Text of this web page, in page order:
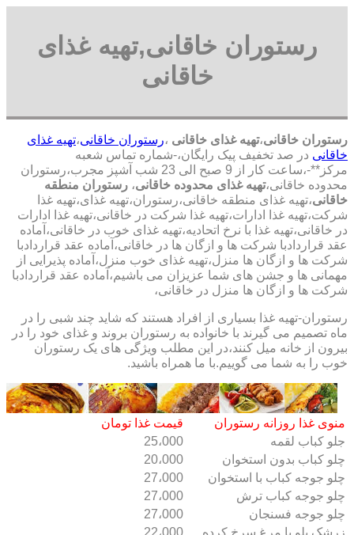
رستوران خاقانی,تهیه غذای
خاقانی
رستوران خاقانی،تهیه غذای خاقانی ،رستوران خاقانی،تهیه غذای
خاقانی در صد تخفیف پیک رایگان،-شماره تماس شعبه
مرکز**-،ساعت کار از 9 صبح الی 23 شب آشپز مجرب،رستوران
محدوده خاقانی،تهیه غذای محدوده خاقانی، رستوران منطقه
خاقانی،تهیه غذای منطقه خاقانی،رستوران،تهیه غذای،تهیه غذا
شرکت،تهیه غذا ادارات،تهیه غذا شرکت در خاقانی،تهیه غذا ادارات
در خاقانی،تهیه غذا با نرخ اتحادیه،تهیه غذای خوب در خاقانی،آماده
عقد قراردادبا شرکت ها و ازگان ها در خاقانی،آماده عقد قراردادبا
شرکت ها و ازگان ها منزل،تهیه غذای خوب منزل،آماده پذیرایی از
مهمانی ها و جشن های شما عزیزان می باشیم،آماده عقد قراردادبا
شرکت ها و ازگان ها منزل در خاقانی،
رستوران-تهیه غذا بسیاری از افراد هستند که شاید چند شبی را در
ماه تصمیم می گیرند با خانواده به رستوران بروند و غذای خود را در
بیرون از خانه میل کنند،در این مطلب ویژگی های یک رستوران
خوب را به شما می گوییم.با ما همراه باشید.
منوی غذا روزانه رستوران
قیمت غذا تومان
جلو کباب لقمه
25،000
چلو کباب بدون استخوان
20،000
چلو جوجه کباب با استخوان
27،000
چلو جوجه کباب ترش
27،000
چلو جوجه فسنجان
27،000
زرشک پلو با مرغ سرخ کرده
22،000